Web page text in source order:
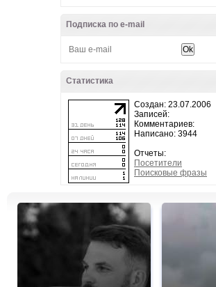
Подписка по e-mail
Статистика
Создан: 23.07.2006
Записей:
Комментариев:
Написано: 3944
Отчеты:
Посетители
Поисковые фразы